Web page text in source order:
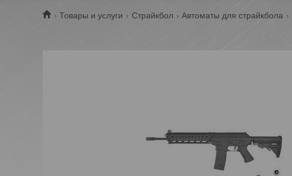
Товары и услуги Страйкбол Автоматы для страйкбола